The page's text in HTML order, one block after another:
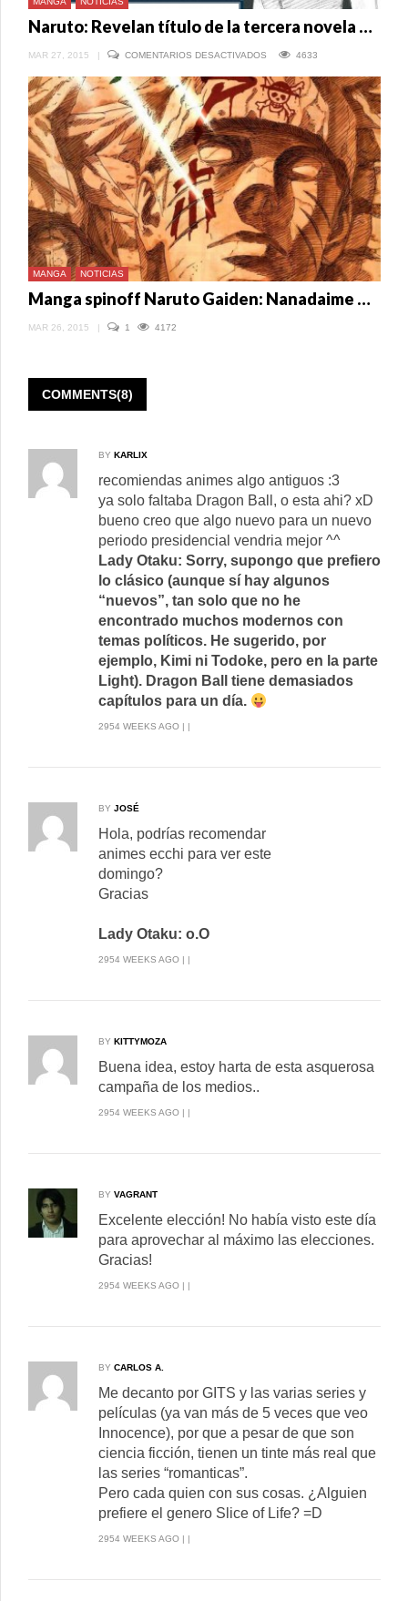
Naruto: Revelan título de la tercera novela epílogo
MAR 27, 2015 | COMENTARIOS DESACTIVADOS
REVELAN
TÍTULO
DE
LA
TERCERA
NOVELA
EPÍLOGO
4633
MANGA NOTICIAS
Manga spinoff Naruto Gaiden: Nanadaime Hokage to Akairo no Hanatsuzuki inicia en abril
MAR 26, 2015 | 1 4172
COMMENTS(8)
BY KARLIX
recomiendas animes algo antiguos :3
ya solo faltaba Dragon Ball, o esta ahi? xD
bueno creo que algo nuevo para un nuevo
periodo presidencial vendria mejor ^^
Lady Otaku: Sorry, supongo que prefiero
lo clásico (aunque sí hay algunos
“nuevos”, tan solo que no he
encontrado muchos modernos con
temas políticos. He sugerido, por
ejemplo, Kimi ni Todoke, pero en la parte
Light). Dragon Ball tiene demasiados
capítulos para un día.
2954 WEEKS AGO | |
BY JOSÉ
Hola, podrías recomendar
animes ecchi para ver este
domingo?
Gracias
Lady Otaku: o.O
2954 WEEKS AGO | |
BY KITTYMOZA
Buena idea, estoy harta de esta asquerosa
campaña de los medios..
2954 WEEKS AGO | |
BY VAGRANT
Excelente elección! No había visto este día
para aprovechar al máximo las elecciones.
Gracias!
2954 WEEKS AGO | |
BY CARLOS A.
Me decanto por GITS y las varias series y
películas (ya van más de 5 veces que veo
Innocence), por que a pesar de que son
ciencia ficción, tienen un tinte más real que
las series “romanticas”.
Pero cada quien con sus cosas. ¿Alguien
prefiere el genero Slice of Life? =D
2954 WEEKS AGO | |